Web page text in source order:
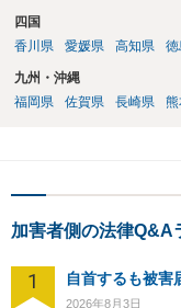
四国
香川県
愛媛県 高知県
九州・沖縄
福岡県
佐賀県 長崎県
加害者側の法律Q&A
1 自首するも被害
2026年8月3日